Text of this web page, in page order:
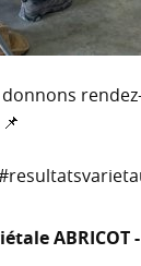
ABRICOT -